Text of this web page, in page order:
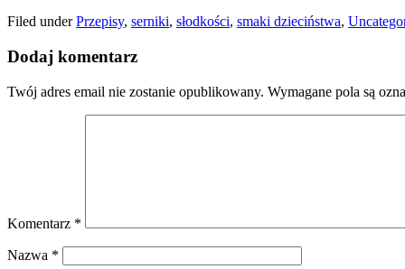
Filed underPrzepisy, serniki, słodkości, smaki dzieciństwa,
Dodaj komentarz
Twój adres email nie zostanie opublikowany. Wymagane pola są
Komentarz *
Nazwa *